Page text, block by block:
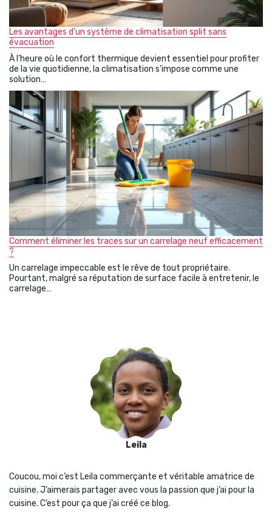
Les avantages d’un système de climatisation split sans
évacuation
À l’heure où le confort thermique devient essentiel pour profiter
de la vie quotidienne, la climatisation s’impose comme une
solution…
Comment éliminer les traces sur un carrelage neuf efficacement
?
Un carrelage impeccable est le rêve de tout propriétaire.
Pourtant, malgré sa réputation de surface facile à entretenir, le
carrelage…
Leila
Coucou, moi c’est Leila commerçante et véritable amatrice de
cuisine. J’aimerais partager avec vous la passion que j‘ai pour la
cuisine. C’est pour ça que j’ai créé ce blog.